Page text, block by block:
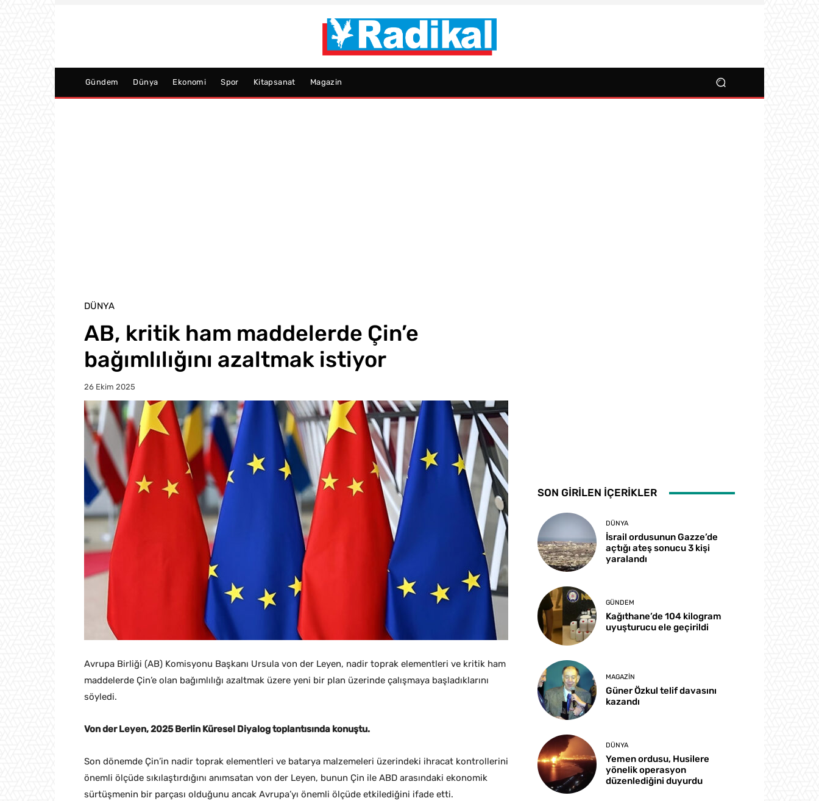
Gündem Dünya Ekonomi Spor Kitapsanat Magazin
DÜNYA
AB, kritik ham maddelerde Çin’e
bağımlılığını azaltmak istiyor
26 Ekim 2025
Avrupa Birliği (AB) Komisyonu Başkanı Ursula von der Leyen, nadir toprak elementleri ve kritik ham
maddelerde Çin’e olan bağımlılığı azaltmak üzere yeni bir plan üzerinde çalışmaya başladıklarını
söyledi.
Von der Leyen, 2025 Berlin Küresel Diyalog toplantısında konuştu.
Son dönemde Çin’in nadir toprak elementleri ve batarya malzemeleri üzerindeki ihracat kontrollerini
önemli ölçüde sıkılaştırdığını anımsatan von der Leyen, bunun Çin ile ABD arasındaki ekonomik
sürtüşmenin bir parçası olduğunu ancak Avrupa’yı önemli ölçüde etkilediğini ifade etti.
SON GİRİLEN İÇERİKLER
DÜNYA
İsrail ordusunun Gazze’de
açtığı ateş sonucu 3 kişi
yaralandı
GÜNDEM
Kağıthane’de 104 kilogram
uyuşturucu ele geçirildi
MAGAZIN
Güner Özkul telif davasını
kazandı
DÜNYA
Yemen ordusu, Husilere
yönelik operasyon
düzenlediğini duyurdu